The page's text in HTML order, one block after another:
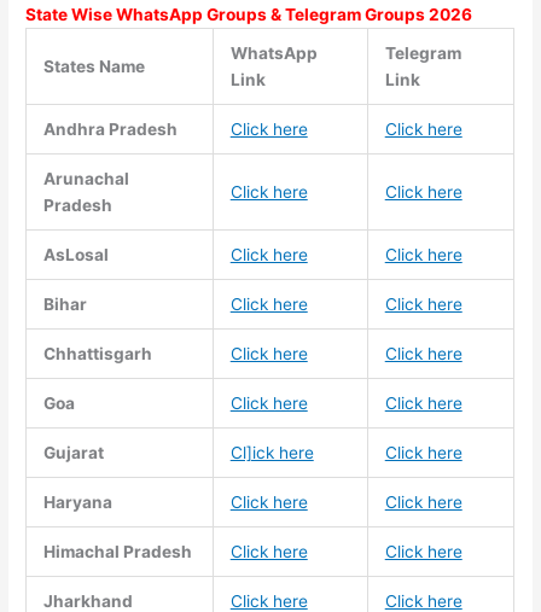
State Wise WhatsApp Groups & Telegram Groups 2026
States Name
WhatsApp
Link
Telegram
Link
Andhra Pradesh Click here Click here
Arunachal
Pradesh
Click here Click here
AsLosal Click here Click here
Bihar Click here Click here
Chhattisgarh Click here Click here
Goa Click here Click here
Gujarat Cl]ick here Click here
Haryana Click here Click here
Himachal Pradesh Click here Click here
Jharkhand Click here Click here